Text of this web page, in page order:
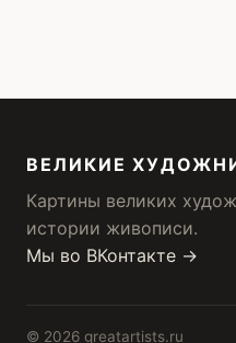
ВЕЛИКИЕ
Картины великих
истории живописи.
Мы во ВКонтакте →
© 2026 greatartists.ru